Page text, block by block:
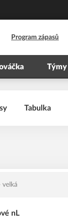
Program zápasů
Týmy
Tabulka
velká
nL